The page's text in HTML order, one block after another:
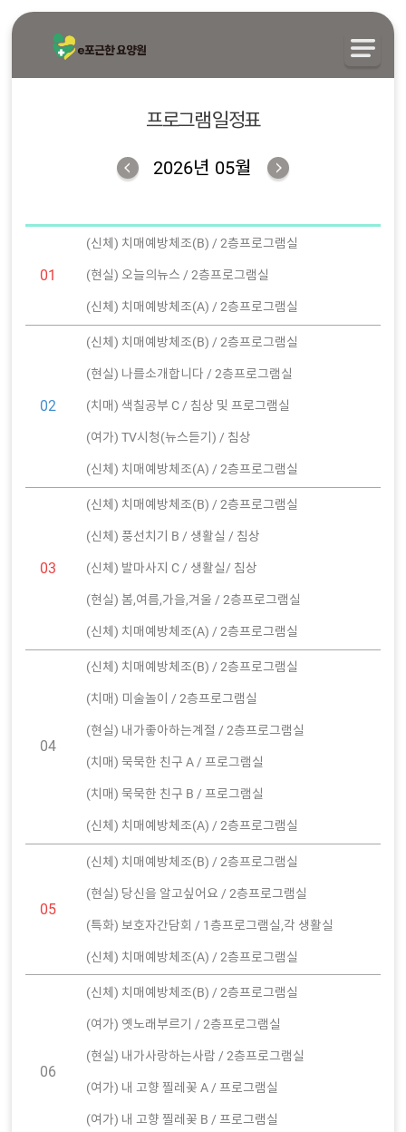
프로그램 일정표
2026년 05월
01
(신체) 치매예방체조(B) / 2층프로그램실
(현실) 오늘의뉴스 / 2층프로그램실
(신체) 치매예방체조(A) / 2층프로그램실
02
(신체) 치매예방체조(B) / 2층프로그램실
(현실) 나를소개합니다 / 2층프로그램실
(치매) 색칠공부 C / 침상 및 프로그램실
(여가) TV시청(뉴스듣기) / 침상
(신체) 치매예방체조(A) / 2층프로그램실
03
(신체) 치매예방체조(B) / 2층프로그램실
(신체) 풍선치기 B / 생활실 / 침상
(신체) 발마사지 C / 생활실/ 침상
(현실) 봄,여름,가을,겨울 / 2층프로그램실
(신체) 치매예방체조(A) / 2층프로그램실
04
(신체) 치매예방체조(B) / 2층프로그램실
(치매) 미술놀이 / 2층프로그램실
(현실) 내가좋아하는계절 / 2층프로그램실
(치매) 묵묵한 친구 A / 프로그램실
(치매) 묵묵한 친구 B / 프로그램실
(신체) 치매예방체조(A) / 2층프로그램실
05
(신체) 치매예방체조(B) / 2층프로그램실
(현실) 당신을 알고싶어요 / 2층프로그램실
(특화) 보호자간담회 / 1층프로그램실,각 생활실
(신체) 치매예방체조(A) / 2층프로그램실
06
(신체) 치매예방체조(B) / 2층프로그램실
(여가) 옛노래부르기 / 2층프로그램실
(현실) 내가사랑하는사람 / 2층프로그램실
(여가) 내 고향 찔레꽃 A / 프로그램실
(여가) 내 고향 찔레꽃 B / 프로그램실